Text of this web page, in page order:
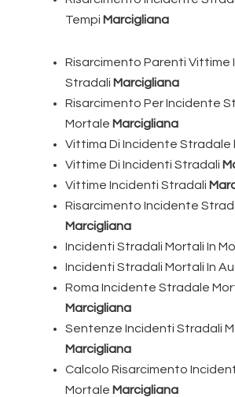
Tempi Marcigliana
Risarcimento Parenti Vittime
Stradali Marcigliana
Risarcimento Per Incidente
Mortale Marcigliana
Vittima Di Incidente Stradale
Vittime Di Incidenti Stradali
Vittime Incidenti Stradali
Risarcimento Incidente
Marcigliana
Incidenti Stradali Mortali In
Incidenti Stradali Mortali In
Roma Incidente Stradale
Marcigliana
Sentenze Incidenti Stradali
Marcigliana
Calcolo Risarcimento
Mortale Marcigliana